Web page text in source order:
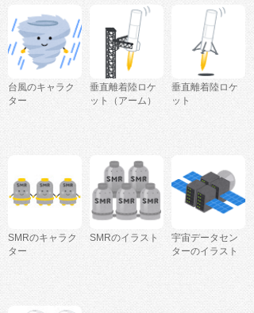
台風のキャラク
ター
垂直離着陸ロケ
ット（アーム）
垂直離着陸ロケ
ット
SMRのキャラク
ター
SMRのイラスト
宇宙データセン
ターのイラスト